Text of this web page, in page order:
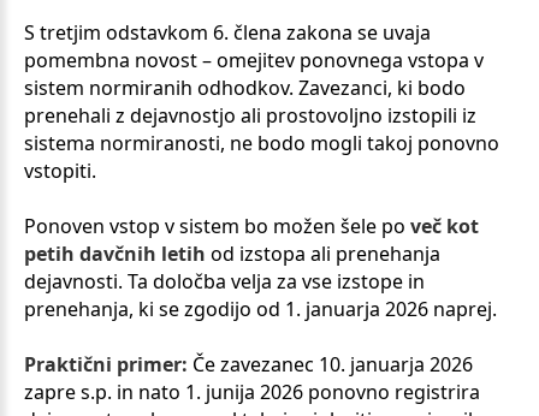
S tretjim odstavkom 6. člena zakona se uvaja
pomembna novost – omejitev ponovnega vstopa v
sistem normiranih odhodkov. Zavezanci, ki bodo
prenehali z dejavnostjo ali prostovoljno izstopili iz
sistema normiranosti, ne bodo mogli takoj ponovno
vstopiti.
Ponoven vstop v sistem bo možen šele po več kot
petih davčnih letih od izstopa ali prenehanja
dejavnosti. Ta določba velja za vse izstope in
prenehanja, ki se zgodijo od 1. januarja 2026 naprej.
Praktični primer: Če zavezanec 10. januarja 2026
zapre s.p. in nato 1. junija 2026 ponovno registrira